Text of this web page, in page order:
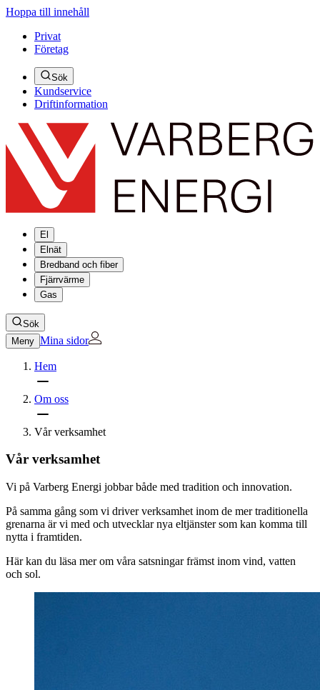
Hoppa till innehåll
Privat
Företag
Sök
Kundservice
Driftinformation
El
Elnät
Bredband och fiber
Fjärrvärme
Gas
Sök
Meny Mina sidor
Hem
Om oss
Vår verksamhet
Vår verksamhet
Vi på Varberg Energi jobbar både med tradition och innovation.
På samma gång som vi driver verksamhet inom de mer traditionella
grenarna är vi med och utvecklar nya eltjänster som kan komma till
nytta i framtiden.
Här kan du läsa mer om våra satsningar främst inom vind, vatten
och sol.